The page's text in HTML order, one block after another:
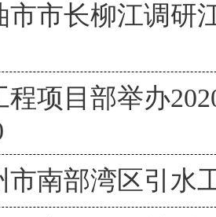
市市长柳江调研
程项目部举办
市南部湾区引水